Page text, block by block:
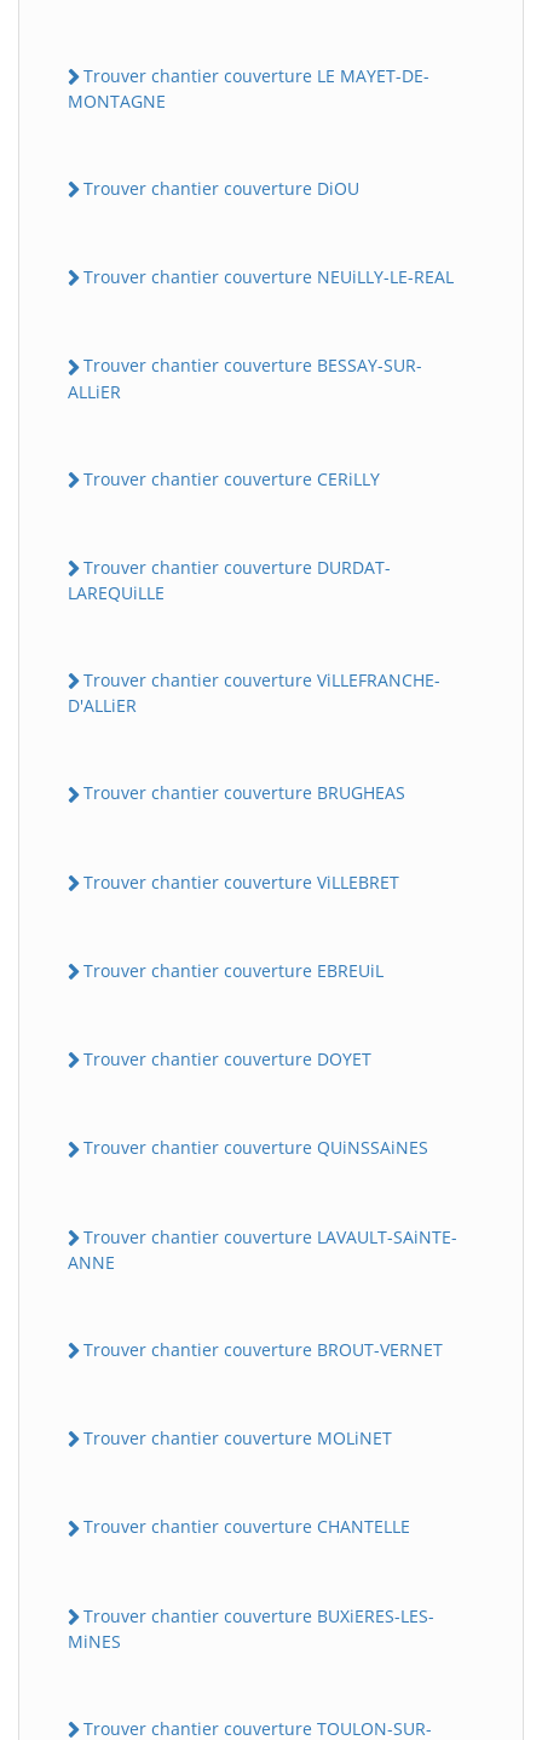
Trouver chantier couverture LE MAYET-DE-
MONTAGNE
Trouver chantier couverture DiOU
Trouver chantier couverture NEUiLLY-LE-REAL
Trouver chantier couverture BESSAY-SUR-
ALLiER
Trouver chantier couverture CERiLLY
Trouver chantier couverture DURDAT-
LAREQUiLLE
Trouver chantier couverture ViLLEFRANCHE-
D'ALLiER
Trouver chantier couverture BRUGHEAS
Trouver chantier couverture ViLLEBRET
Trouver chantier couverture EBREUiL
Trouver chantier couverture DOYET
Trouver chantier couverture QUiNSSAiNES
Trouver chantier couverture LAVAULT-SAiNTE-
ANNE
Trouver chantier couverture BROUT-VERNET
Trouver chantier couverture MOLiNET
Trouver chantier couverture CHANTELLE
Trouver chantier couverture BUXiERES-LES-
MiNES
Trouver chantier couverture TOULON-SUR-